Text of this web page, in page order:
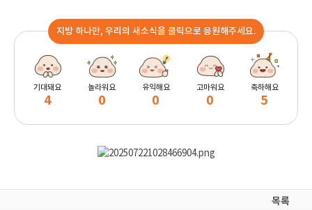
지방 하나만, 우리의 새소식을 클릭으로 응원해주세요.
기대돼요
4
놀라워요
0
유익해요
0
고마워요
0
축하해요
5
목록